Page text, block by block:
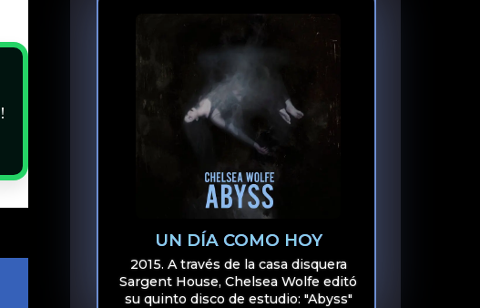
UN DÍA COMO HOY
2015. A través de la casa disquera
Sargent House, Chelsea Wolfe editó
su quinto disco de estudio: "Abyss"